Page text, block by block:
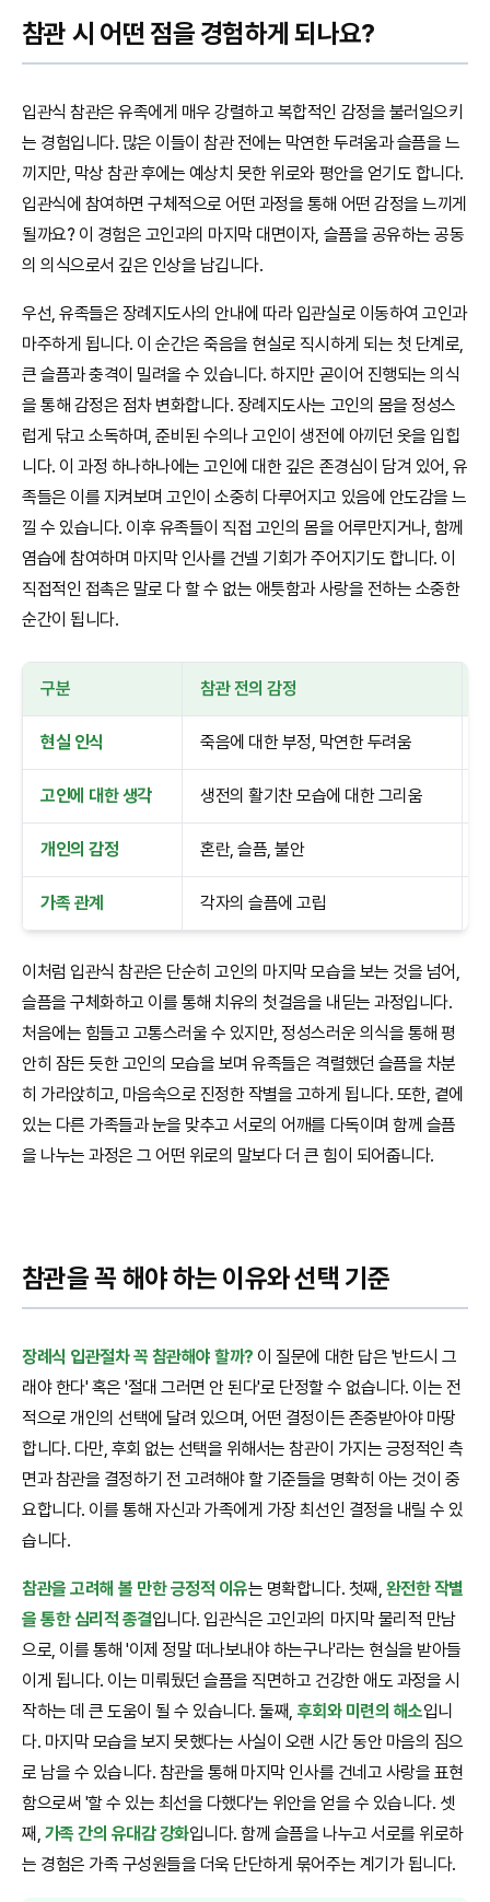
참관 시 어떤 점을 경험하게 되나요?
입관식 참관은 유족에게 매우 강렬하고 복합적인 감정을 불러일으키
는 경험입니다. 많은 이들이 참관 전에는 막연한 두려움과 슬픔을 느
끼지만, 막상 참관 후에는 예상치 못한 위로와 평안을 얻기도 합니다.
입관식에 참여하면 구체적으로 어떤 과정을 통해 어떤 감정을 느끼게
될까요? 이 경험은 고인과의 마지막 대면이자, 슬픔을 공유하는 공동
의 의식으로서 깊은 인상을 남깁니다.
우선, 유족들은 장례지도사의 안내에 따라 입관실로 이동하여 고인과
마주하게 됩니다. 이 순간은 죽음을 현실로 직시하게 되는 첫 단계로,
큰 슬픔과 충격이 밀려올 수 있습니다. 하지만 곧이어 진행되는 의식
을 통해 감정은 점차 변화합니다. 장례지도사는 고인의 몸을 정성스
럽게 닦고 소독하며, 준비된 수의나 고인이 생전에 아끼던 옷을 입힙
니다. 이 과정 하나하나에는 고인에 대한 깊은 존경심이 담겨 있어, 유
족들은 이를 지켜보며 고인이 소중히 다루어지고 있음에 안도감을 느
낄 수 있습니다. 이후 유족들이 직접 고인의 몸을 어루만지거나, 함께
염습에 참여하며 마지막 인사를 건넬 기회가 주어지기도 합니다. 이
직접적인 접촉은 말로 다 할 수 없는 애틋함과 사랑을 전하는 소중한
순간이 됩니다.
구분 참관 전의 감정
현실 인식 죽음에 대한 부정, 막연한 두려움
고인에 대한 생각 생전의 활기찬 모습에 대한 그리움
개인의 감정 혼란, 슬픔, 불안
가족 관계 각자의 슬픔에 고립
이처럼 입관식 참관은 단순히 고인의 마지막 모습을 보는 것을 넘어,
슬픔을 구체화하고 이를 통해 치유의 첫걸음을 내딛는 과정입니다.
처음에는 힘들고 고통스러울 수 있지만, 정성스러운 의식을 통해 평
안히 잠든 듯한 고인의 모습을 보며 유족들은 격렬했던 슬픔을 차분
히 가라앉히고, 마음속으로 진정한 작별을 고하게 됩니다. 또한, 곁에
있는 다른 가족들과 눈을 맞추고 서로의 어깨를 다독이며 함께 슬픔
을 나누는 과정은 그 어떤 위로의 말보다 더 큰 힘이 되어줍니다.
참관을 꼭 해야 하는 이유와 선택 기준
장례식 입관절차 꼭 참관해야 할까? 이 질문에 대한 답은 '반드시 그
래야 한다' 혹은 '절대 그러면 안 된다'로 단정할 수 없습니다. 이는 전
적으로 개인의 선택에 달려 있으며, 어떤 결정이든 존중받아야 마땅
합니다. 다만, 후회 없는 선택을 위해서는 참관이 가지는 긍정적인 측
면과 참관을 결정하기 전 고려해야 할 기준들을 명확히 아는 것이 중
요합니다. 이를 통해 자신과 가족에게 가장 최선인 결정을 내릴 수 있
습니다.
참관을 고려해 볼 만한 긍정적 이유는 명확합니다. 첫째, 완전한 작별
을 통한 심리적 종결입니다. 입관식은 고인과의 마지막 물리적 만남
으로, 이를 통해 '이제 정말 떠나보내야 하는구나'라는 현실을 받아들
이게 됩니다. 이는 미뤄뒀던 슬픔을 직면하고 건강한 애도 과정을 시
작하는 데 큰 도움이 될 수 있습니다. 둘째, 후회와 미련의 해소입니
다. 마지막 모습을 보지 못했다는 사실이 오랜 시간 동안 마음의 짐으
로 남을 수 있습니다. 참관을 통해 마지막 인사를 건네고 사랑을 표현
함으로써 '할 수 있는 최선을 다했다'는 위안을 얻을 수 있습니다. 셋
째, 가족 간의 유대감 강화입니다. 함께 슬픔을 나누고 서로를 위로하
는 경험은 가족 구성원들을 더욱 단단하게 묶어주는 계기가 됩니다.